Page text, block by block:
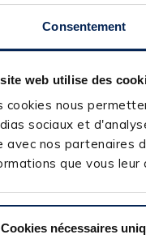
Consentement
web utilise des
cookies nous
sociaux et
avec nos partenaires
que vous
Cookies nécessaires
les avis sur ce site